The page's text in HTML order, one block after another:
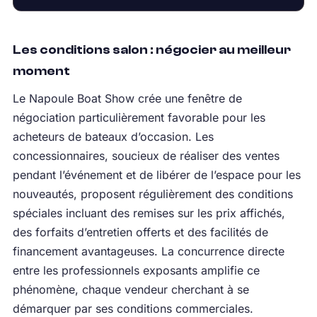
Les conditions salon : négocier au meilleur
moment
Le Napoule Boat Show crée une fenêtre de
négociation particulièrement favorable pour les
acheteurs de bateaux d’occasion. Les
concessionnaires, soucieux de réaliser des ventes
pendant l’événement et de libérer de l’espace pour les
nouveautés, proposent régulièrement des conditions
spéciales incluant des remises sur les prix affichés,
des forfaits d’entretien offerts et des facilités de
financement avantageuses. La concurrence directe
entre les professionnels exposants amplifie ce
phénomène, chaque vendeur cherchant à se
démarquer par ses conditions commerciales.